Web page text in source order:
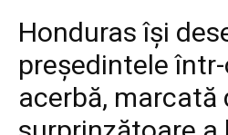
Honduras își
președintele
acerbă, marcată